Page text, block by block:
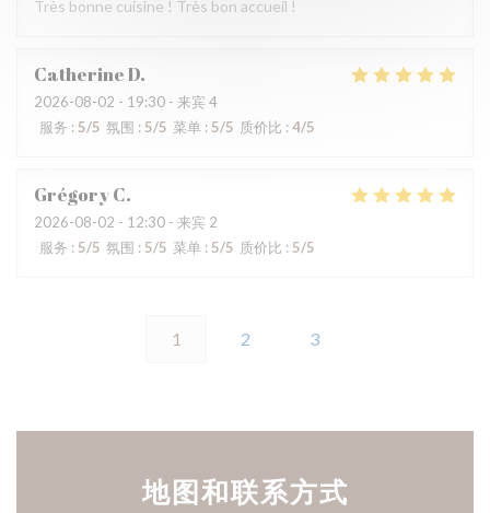
Très bonne cuisine ! Très bon accueil !
CatherineD
2026-08-02 - 19:30 - 来宾 4
服务 : 5/5 氛围 : 5/5 菜单 : 5/5 质价比 : 4/5
GrégoryC
2026-08-02 - 12:30 - 来宾 2
服务 : 5/5 氛围 : 5/5 菜单 : 5/5 质价比 : 5/5
1 2 3
地图和联系方式